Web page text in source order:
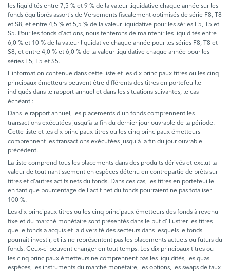
les liquidités entre 7,5 % et 9 % de la valeur liquidative chaque année sur les
fonds équilibrés assortis de Versements fiscalement optimisés de série F8, T8
et S8, et entre 4,5 % et 5,5 % de la valeur liquidative pour les séries F5, T5 et
S5. Pour les fonds d’actions, nous tenterons de maintenir les liquidités entre
6,0 % et 10 % de la valeur liquidative chaque année pour les séries F8, T8 et
S8, et entre 4,0 % et 6,0 % de la valeur liquidative chaque année pour les
séries F5, T5 et S5.
L’information contenue dans cette liste et les dix principaux titres ou les cinq
principaux émetteurs peuvent être différents des titres en portefeuille
indiqués dans le rapport annuel et dans les situations suivantes, le cas
échéant :
Dans le rapport annuel, les placements d’un fonds comprennent les
transactions exécutées jusqu’à la fin du dernier jour ouvrable de la période.
Cette liste et les dix principaux titres ou les cinq principaux émetteurs
comprennent les transactions exécutées jusqu’à la fin du jour ouvrable
précédent.
La liste comprend tous les placements dans des produits dérivés et exclut la
valeur de tout nantissement en espèces détenu en contrepartie de prêts sur
titres et d’autres actifs nets du fonds. Dans ces cas, les titres en portefeuille
en tant que pourcentage de l’actif net du fonds pourraient ne pas totaliser
100 %.
Les dix principaux titres ou les cinq principaux émetteurs des fonds à revenu
fixe et du marché monétaire sont présentés dans le but d’illustrer les titres
que le fonds a acquis et la diversité des secteurs dans lesquels le fonds
pourrait investir, et ils ne représentent pas les placements actuels ou futurs du
fonds. Ceux-ci peuvent changer en tout temps. Les dix principaux titres ou
les cinq principaux émetteurs ne comprennent pas les liquidités, les quasi-
espèces, les instruments du marché monétaire, les options, les swaps de taux